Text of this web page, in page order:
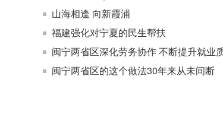
山海相逢 向新霞浦
福建强化对宁夏的民生帮扶
闽宁两省区深化劳务协作 不断提升就业
闽宁两省区的这个做法30年来从未间断